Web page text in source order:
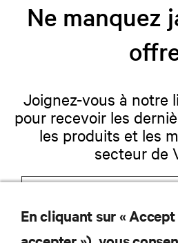
Ne manquez
Joignez-vous à notre
pour recevoir les
les produits et les
secteur de
En cliquant sur «